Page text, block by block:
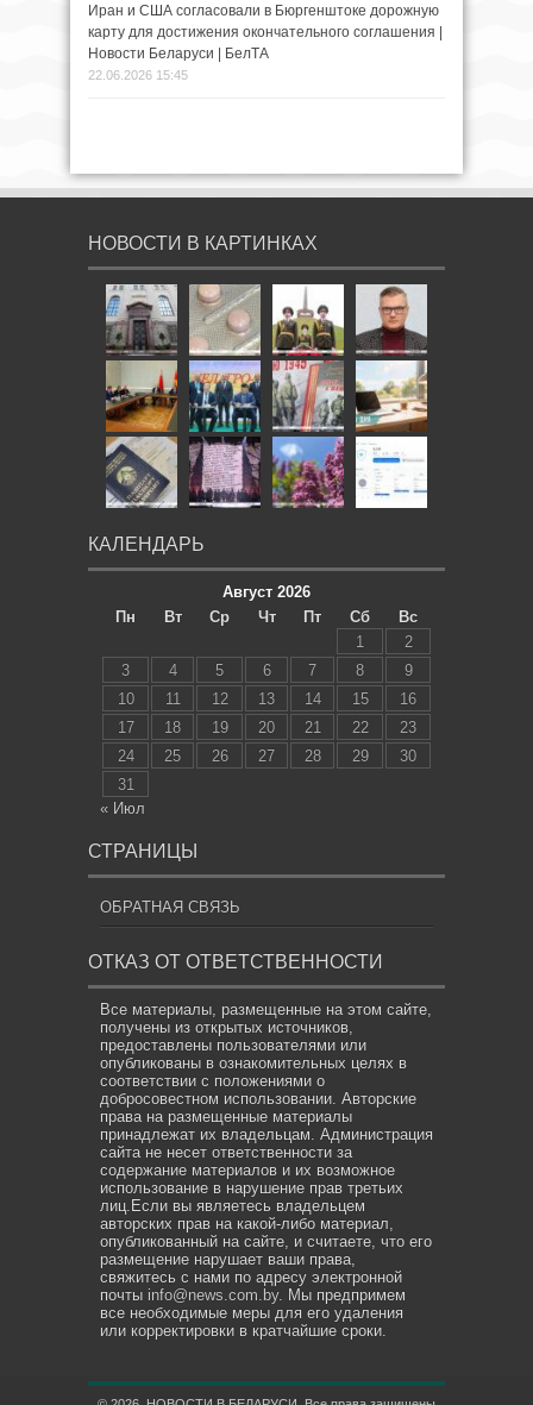
Иран и США согласовали в Бюргенштоке дорожную
карту для достижения окончательного соглашения |
Новости Беларуси | БелТА
22.06.2026 15:45
НОВОСТИ В КАРТИНКАХ
КАЛЕНДАРЬ
Август 2026
Пн
Вт Ср Чт Пт Сб
Вс
1
2
3
4 5 6 7 8
9
10
11 12 13 14 15
16
17
18 19 20 21 22
23
24
25 26 27 28 29
30
31
« Июл
СТРАНИЦЫ
ОБРАТНАЯ СВЯЗЬ
ОТКАЗ ОТ ОТВЕТСТВЕННОСТИ
Все материалы, размещенные на этом сайте,
получены из открытых источников,
предоставлены пользователями или
опубликованы в ознакомительных целях в
соответствии с положениями о
добросовестном использовании. Авторские
права на размещенные материалы
принадлежат их владельцам. Администрация
сайта не несет ответственности за
содержание материалов и их возможное
использование в нарушение прав третьих
лиц.Если вы являетесь владельцем
авторских прав на какой-либо материал,
опубликованный на сайте, и считаете, что его
размещение нарушает ваши права,
свяжитесь с нами по адресу электронной
почты info@news.com.by. Мы предпримем
все необходимые меры для его удаления
или корректировки в кратчайшие сроки.